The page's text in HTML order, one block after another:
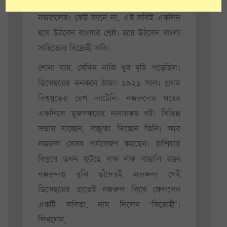
নজরুলের। কেউ জানে না, এই কবিই একদিন
হয়ে উঠবেন বাংলার শ্রেষ্ঠ। হয়ে উঠবেন বাংলা
সাহিত্যের বিদ্রোহী কবি।
শোনা যায়, সেদিন নাকি খুব বৃষ্টি পড়েছিল।
ডিসেম্বরের কনকনে ঠান্ডা। ১৯২১ সাল। প্রথম
বিশ্বযুদ্ধের রেশ কাটেনি। নজরুলের ঘরের
একদিকে মুজফ্ফরের নানারকম বই। বিভিন্ন
সভায় যাচ্ছেন, বক্তৃতা দিচ্ছেন তিনি। আর
নজরুল সেসব পর্যবেক্ষণ করছেন। রাশিয়ার
বিপ্লবে তখন ফুটছে লক্ষ লক্ষ বাঙালি রক্ত৷
নজরুলও বুঝি তাঁদেরই একজন! সেই
ডিসেম্বরের রাতেই নজরুল লিখে ফেললেন
একটি কবিতা, নাম দিলেন ‘বিদ্রোহী’।
লিখলেন,